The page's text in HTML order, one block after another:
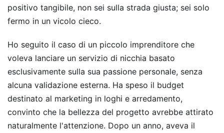
positivo tangibile, non sei sulla strada giusta; sei solo
fermo in un vicolo cieco.
Ho seguito il caso di un piccolo imprenditore che
voleva lanciare un servizio di nicchia basato
esclusivamente sulla sua passione personale, senza
alcuna validazione esterna. Ha speso il budget
destinato al marketing in loghi e arredamento,
convinto che la bellezza del progetto avrebbe attirato
naturalmente l'attenzione. Dopo un anno, aveva il